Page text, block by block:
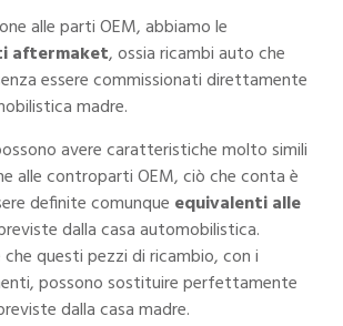
alle parti OEM, abbiamo le
aftermaket, ossia ricambi auto che
essere commissionati direttamente
madre.
avere caratteristiche molto simili
alle controparti OEM, ciò che conta è
definite comunque equivalenti alle
dalla casa automobilistica.
questi pezzi di ricambio, con i
possono sostituire perfettamente
dalla casa madre.